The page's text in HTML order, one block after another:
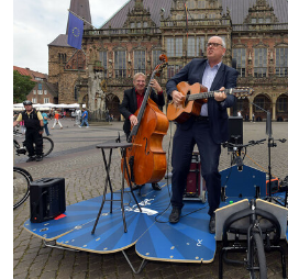
unterstützen
abo
genossenschaft
epaper login